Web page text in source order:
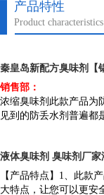
产品特性
Product characteristics
秦皇岛新配方臭味剂【
销售部：
浓缩臭味剂此款产品为
见到的防丢水剂普遍都
液体臭味剂 臭味剂厂
【产品特点】1、此款
大特点，让您可以更安